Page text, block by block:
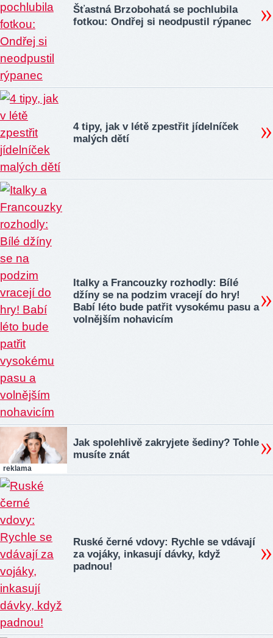
Šťastná Brzobohatá se pochlubila
fotkou: Ondřej si neodpustil rýpanec
4 tipy, jak v létě zpestřit jídelníček
malých dětí
Italky a Francouzky rozhodly: Bílé
džíny se na podzim vracejí do hry!
Babí léto bude patřit vysokému pasu a
volnějším nohavicím
reklama
Jak spolehlivě zakryjete šediny? Tohle
musíte znát
Ruské černé vdovy: Rychle se vdávají
za vojáky, inkasují dávky, když
padnou!